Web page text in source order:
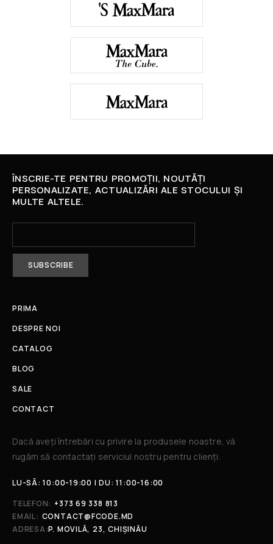
ÎNSCRIE-TE PENTRU PROMOȚII, NOUTĂȚI
PERSONALIZATE, ACTUALIZĂRI ALE STOCULUI ȘI
MULTE ALTELE.
PRIMA
DESPRE NOI
CATALOG
BLOG
SALE
CONTACT
Dacă aveți întrebări cu privire la produsele noastre, vă
rugăm să contactați serviciul nostru pentru clienți.​
LU-SÂ: 10:00-19:00 | DU: 11:00-16:00
TELEFON: +373 69 338 813
EMAIL: CONTACT@FCODE.MD
ADRESA:P. MOVILĂ, 23, CHIȘINĂU